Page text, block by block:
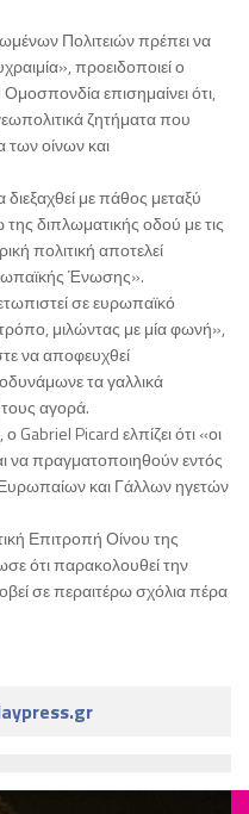
Πολιτειών πρέπει να
προειδοποιεί ο
επισημαίνει ότι,
ζητήματα που
των οίνων και
διεξαχθεί με πάθος μεταξύ
διπλωματικής οδού με τις
πολιτική αποτελεί
Ένωσης».
σε ευρωπαϊκό
μιλώντας με μία φωνή»,
να αποφευχθεί
τα γαλλικά
αγορά.
Gabriel Picard ελπίζει ότι «οι
να πραγματοποιηθούν εντός
και Γάλλων ηγετών
Επιτροπή Οίνου της
ότι παρακολουθεί την
σε περαιτέρω σχόλια πέρα